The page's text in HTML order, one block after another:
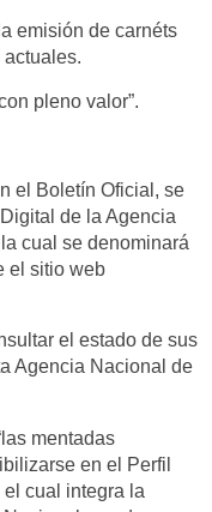
emisión de carnéts
pleno valor”.
el Boletín Oficial, se
de la Agencia
cual se denominará
el sitio web
el estado de sus
Agencia Nacional de
mentadas
en el Perfil
el cual integra la